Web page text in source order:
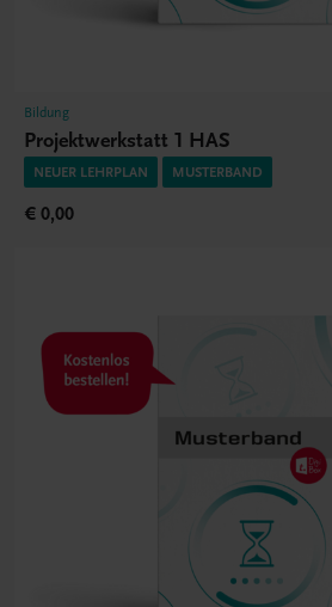
Bildung
Projektwerkstatt 1 HAS
NEUER LEHRPLAN MUSTERBAND
€ 0,00